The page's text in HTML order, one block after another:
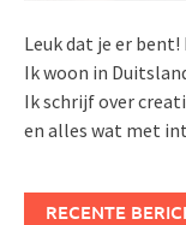
Leuk dat je er
Ik woon in
Ik schrijf over
en alles wat met
RECENTE